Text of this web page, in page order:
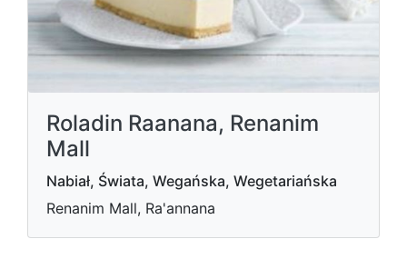
Roladin Raanana, Renanim
Mall
Nabiał, Świata, Wegańska, Wegetariańska
Renanim Mall, Ra'annana